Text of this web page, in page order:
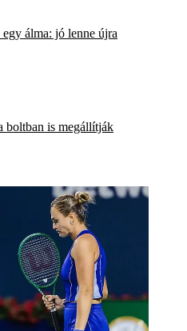
álma: jó lenne újra
is megállítják